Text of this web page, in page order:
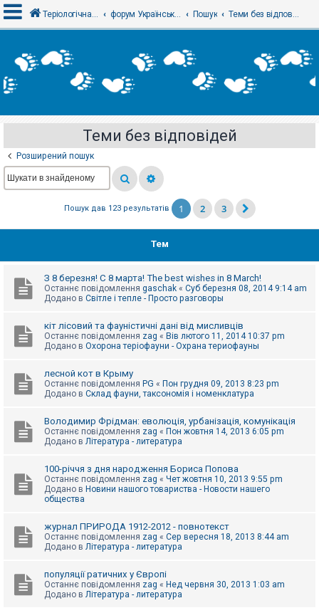
х
і
е
с
т
р
я
е
и
з
е
и
е
Теріологічна школа форум Українського теріологічного товариства Пошук Теми без відповідей
Теми без відповідей
Розширений пошук
Пошук дав 123 результатів 1 2 3
Тем
З 8 березня! С 8 марта! The best wishes in 8 March!
Останнє повідомлення gaschak « Суб березня 08, 2014 9:14 am
Додано в Світле і тепле - Просто разговоры
кіт лісовий та фауністичні дані від мисливців
Останнє повідомлення zag « Вів лютого 11, 2014 10:37 pm
Додано в Охорона теріофауни - Охрана териофауны
лесной кот в Крыму
Останнє повідомлення PG « Пон грудня 09, 2013 8:23 pm
Додано в Склад фауни, таксономія і номенклатура
Володимир Фрідман: еволюція, урбанізація, комунікація
Останнє повідомлення zag « Пон жовтня 14, 2013 6:05 pm
Додано в Література - литература
100-річчя з дня народження Бориса Попова
Останнє повідомлення zag « Чет жовтня 10, 2013 9:55 pm
Додано в Новини нашого товариства - Новости нашего
общества
журнал ПРИРОДА 1912-2012 - повнотекст
Останнє повідомлення zag « Сер вересня 18, 2013 8:44 am
Додано в Література - литература
популяції ратичних у Європі
Останнє повідомлення zag « Нед червня 30, 2013 1:03 am
Додано в Література - литература